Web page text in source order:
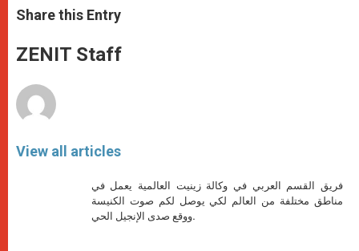
t
s
p
p
s
e
g
e
e
b
o
k
Share this Entry
ZENIT Staff
View all articles
فريق القسم العربي في وكالة زينيت العالمية يعمل في
مناطق مختلفة من العالم لكي يوصل لكم صوت الكنيسة
ووقع صدى الإنجيل الحي.